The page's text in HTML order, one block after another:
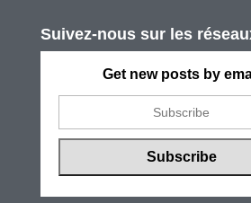
Suivez-nous sur les
Get new posts by